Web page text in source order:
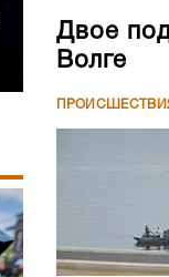
Двое
Волге